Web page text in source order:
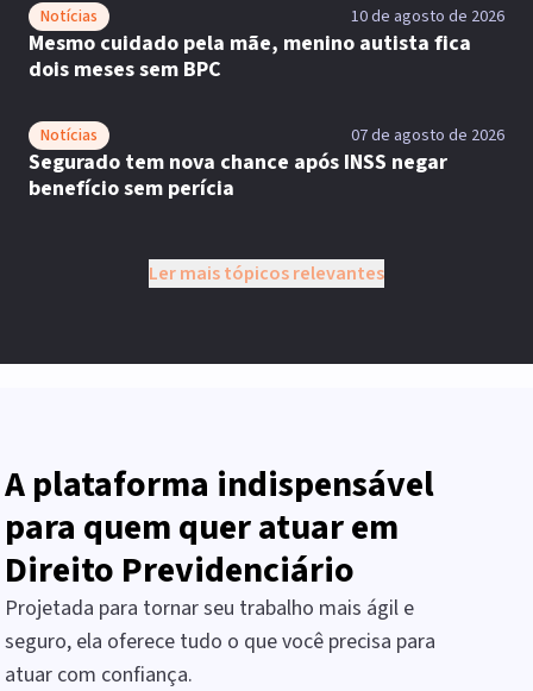
Notícias 10 de agosto de 2026
Mesmo cuidado pela mãe, menino autista fica
dois meses sem BPC
Notícias 07 de agosto de 2026
Segurado tem nova chance após INSS negar
benefício sem perícia
Ler mais tópicos relevantes
A plataforma indispensável
para quem quer atuar em
Direito Previdenciário
Projetada para tornar seu trabalho mais ágil e
seguro, ela oferece tudo o que você precisa para
atuar com confiança.